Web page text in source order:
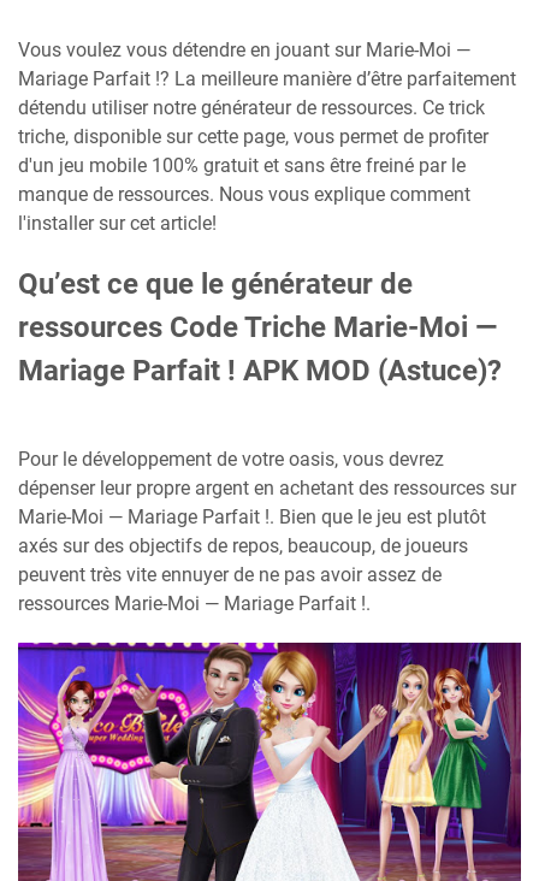
Vous voulez vous détendre en jouant sur Marie-Moi —
Mariage Parfait !? La meilleure manière d’être parfaitement
détendu utiliser notre générateur de ressources. Ce trick
triche, disponible sur cette page, vous permet de profiter
d'un jeu mobile 100% gratuit et sans être freiné par le
manque de ressources. Nous vous explique comment
l'installer sur cet article!
Qu’est ce que le générateur de
ressources Code Triche Marie-Moi —
Mariage Parfait ! APK MOD (Astuce)?
Pour le développement de votre oasis, vous devrez
dépenser leur propre argent en achetant des ressources sur
Marie-Moi — Mariage Parfait !. Bien que le jeu est plutôt
axés sur des objectifs de repos, beaucoup, de joueurs
peuvent très vite ennuyer de ne pas avoir assez de
ressources Marie-Moi — Mariage Parfait !.